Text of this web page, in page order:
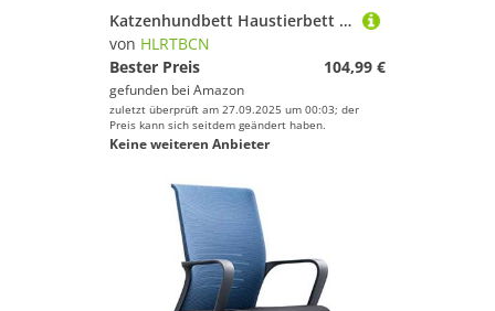
Katzenhundbett Haustierbett Zwinger Luxus Hundehaus Prinzessin Zelt Zwinger Nest Matte Hundehaus Katzenbett für kleine mittlere Hunde Haustierbett -Hundeflocken Sofa Teddy House Hundebett Welpe Sofa
von HLRTBCN
Bester Preis
104,99 €
gefunden bei Amazon
zuletzt überprüft am 27.09.2025 um 00:03; der
Preis kann sich seitdem geändert haben.
Keine weiteren Anbieter